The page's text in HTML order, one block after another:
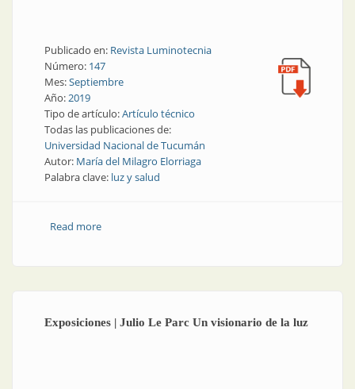
Publicado en: Revista Luminotecnia
Número: 147
Mes:Septiembre
Año:2019
Tipo de artículo:Artículo técnico
Todas las publicaciones de:
Universidad Nacional de Tucumán
Autor: María del Milagro Elorriaga
Palabra clave: luz y salud
Read moreabout Luz y salud | Luz y salud: diseño de iluminación
Exposiciones | Julio Le Parc Un visionario de la luz